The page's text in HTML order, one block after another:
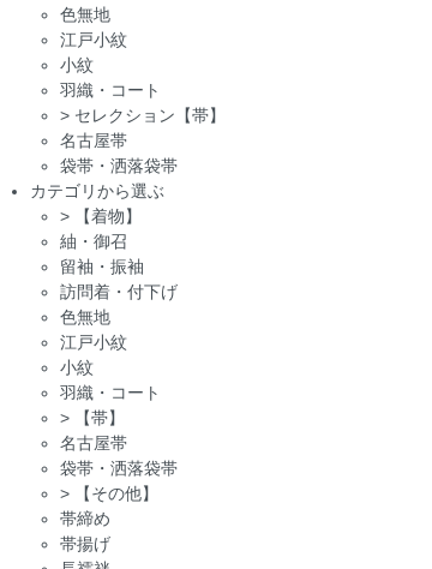
色無地
江戸小紋
小紋
羽織・コート
> セレクション【帯】
名古屋帯
袋帯・洒落袋帯
カテゴリから選ぶ
>
【着物】
紬・御召
留袖・振袖
訪問着・付下げ
色無地
江戸小紋
小紋
羽織・コート
>
【帯】
名古屋帯
袋帯・洒落袋帯
>
【その他】
帯締め
帯揚げ